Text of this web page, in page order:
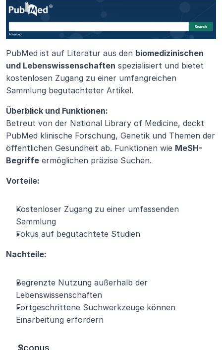
PubMed ist auf Literatur aus den biomedizinischen
und Lebenswissenschaften spezialisiert und bietet
kostenlosen Zugang zu einer umfangreichen
Sammlung begutachteter Artikel.
Überblick und Funktionen:
Betreut von der National Library of Medicine, deckt
PubMed klinische Forschung, Genetik und Themen der
öffentlichen Gesundheit ab. Funktionen wie MeSH-
Begriffe ermöglichen präzise Suchen.
Vorteile:
Kostenloser Zugang zu einer umfassenden
Sammlung
Fokus auf begutachtete Studien
Nachteile:
Begrenzte Nutzung außerhalb der
Lebenswissenschaften
Fortgeschrittene Suchwerkzeuge können
Einarbeitung erfordern
Scopus